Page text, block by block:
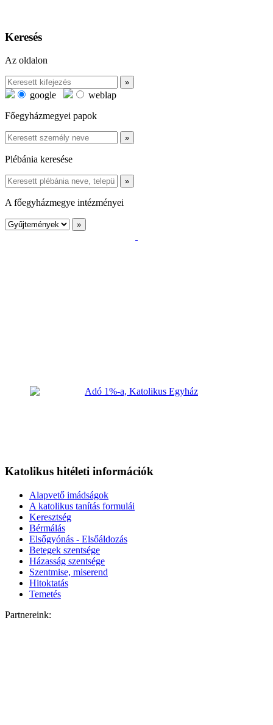
Keresés
Az oldalon
google
weblap
Főegyházmegyei papok
Plébánia keresése
A főegyházmegye intézményei
Katolikus hitéleti információk
Alapvető imádságok
A katolikus tanítás formulái
Keresztség
Bérmálás
Elsőgyónás - Elsőáldozás
Betegek szentsége
Házasság szentsége
Szentmise, miserend
Hitoktatás
Temetés
Partnereink: